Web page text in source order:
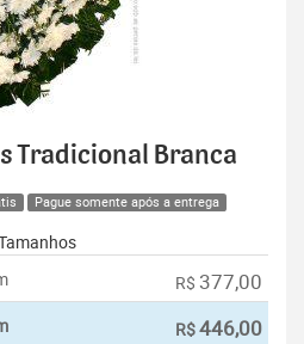
Tradicional Branca
Pague somente após a entrega
R$ 377,00
R$446,00